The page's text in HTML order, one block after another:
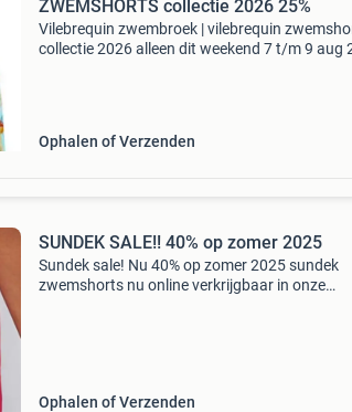
ZWEMSHORTS collectie 2026 25%
Vilebrequin zwembroek | vilebrequin
collectie 2026 alleen dit weekend 7 t/m 9 aug
Ophalen of Verzenden
SUNDEK SALE!! 40% op zomer 2025
Sundek sale! Nu 40% op zomer 2025 sundek
zwemshorts nu online verkrijgbaar in onze
Ophalen of Verzenden